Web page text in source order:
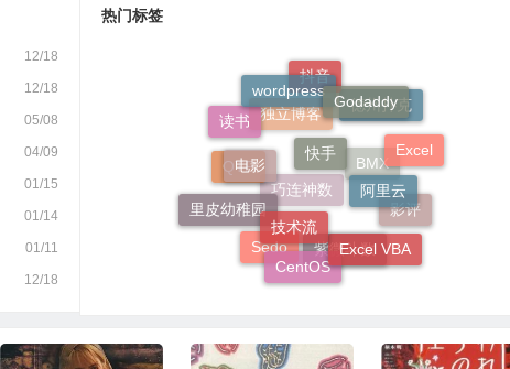
12/18
12/18
05/08
04/09
01/15
01/14
01/11
12/18
热门标签
独立博客
抖音
德州扑克
BMX
巧连神数
QTP
读书
wordpress Godaddy
Excel
影评
紫微斗数
Sedo
里皮幼稚园
电影
快手
阿里云
Excel VBA
CentOS
技术流